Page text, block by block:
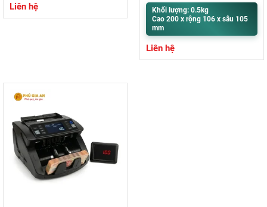
Liên hệ
Khối lượng: 0.5kg
Cao 200 x rộng 106 x sâu 105
mm
Liên hệ